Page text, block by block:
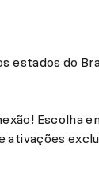
estados do
Escolha
ativações